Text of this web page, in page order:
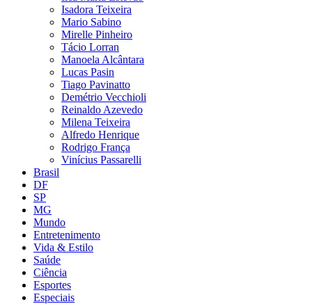
Isadora Teixeira
Mario Sabino
Mirelle Pinheiro
Tácio Lorran
Manoela Alcântara
Lucas Pasin
Tiago Pavinatto
Demétrio Vecchioli
Reinaldo Azevedo
Milena Teixeira
Alfredo Henrique
Rodrigo França
Vinícius Passarelli
Brasil
DF
SP
MG
Mundo
Entretenimento
Vida & Estilo
Saúde
Ciência
Esportes
Especiais